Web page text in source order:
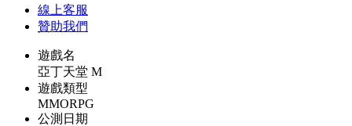
線上客服
贊助我們
遊戲名
亞丁天堂 M
遊戲類型
MMORPG
公測日期